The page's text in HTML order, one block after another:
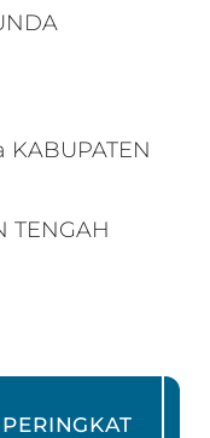
KABUPATEN
TENGAH
PERINGKAT